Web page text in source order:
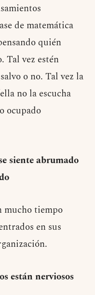
de matemática
quién
Tal vez estén
o no. Tal vez la
no la escucha
ocupado
siente abrumado
mucho tiempo
en sus
están nerviosos